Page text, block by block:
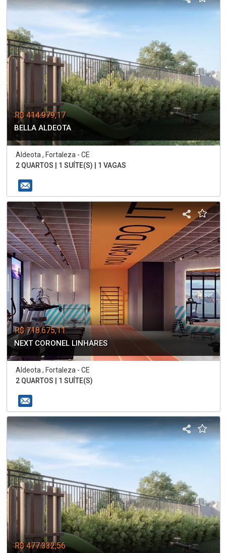
R$ 414.979,17
BELLA ALDEOTA
Aldeota , Fortaleza - CE
2 QUARTOS | 1 SUÍTE(S) | 1 VAGAS
R$ 718.675,11
NEXT CORONEL LINHARES
Aldeota , Fortaleza - CE
2 QUARTOS | 1 SUÍTE(S)
R$ 477.332,56